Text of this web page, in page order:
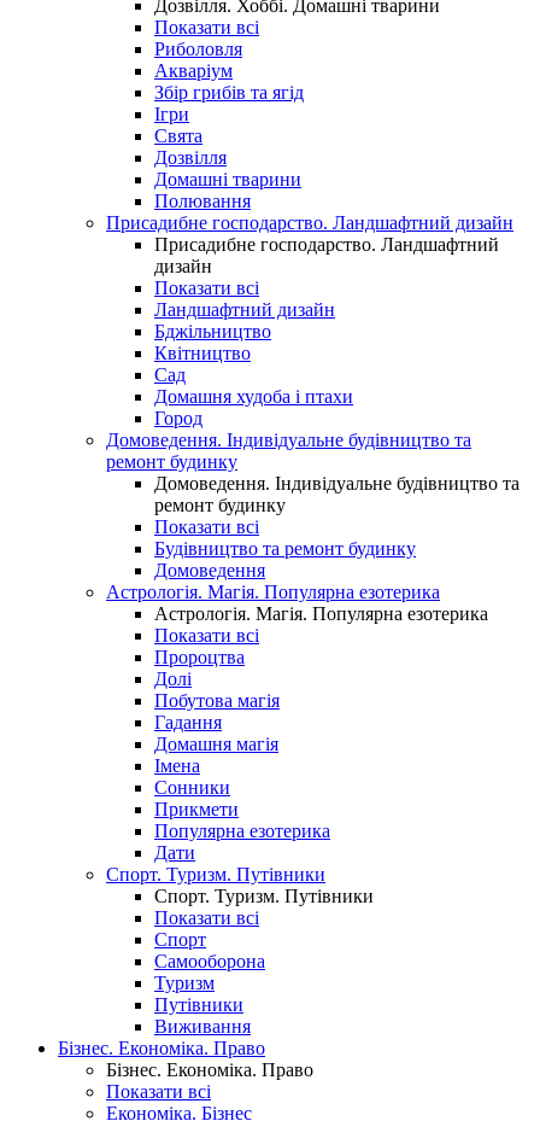
Дозвілля. Хоббі. Домашні тварини
Показати всі
Риболовля
Акваріум
Збір грибів та ягід
Ігри
Свята
Дозвілля
Домашні тварини
Полювання
Присадибне господарство. Ландшафтний дизайн
Присадибне господарство. Ландшафтний
дизайн
Показати всі
Ландшафтний дизайн
Бджільництво
Квітництво
Сад
Домашня худоба і птахи
Город
Домоведення. Індивідуальне будівництво та
ремонт будинку
Домоведення. Індивідуальне будівництво та
ремонт будинку
Показати всі
Будівництво та ремонт будинку
Домоведення
Астрологія. Магія. Популярна езотерика
Астрологія. Магія. Популярна езотерика
Показати всі
Пророцтва
Долі
Побутова магія
Гадання
Домашня магія
Імена
Сонники
Прикмети
Популярна езотерика
Дати
Спорт. Туризм. Путівники
Спорт. Туризм. Путівники
Показати всі
Спорт
Самооборона
Туризм
Путівники
Виживання
Бізнес. Економіка. Право
Бізнес. Економіка. Право
Показати всі
Економіка. Бізнес